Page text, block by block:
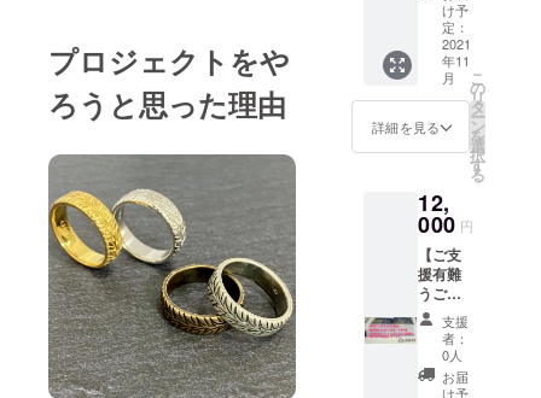
プロジェクトをや
ろうと思った理由
JEREV
公式オ
ンライ
ショッ
封の
クーポ
力して
から決
済 クー
ポンの
有効期
限：お
店が継
続する
限り
（https:
//jerev.o
fficial.e
c/）
クーポ
布方
法：ダ
同封し
てクー
ポン
コード
が記載
された
カード
を発送
使用方
法：
上記記
載の直
径をご
参考く
ださ
い。
【クー
クーポ
ン使用
可能場
所：
JEREV
公式オ
ンライ
ショッ
プ
されて
いる住
所へ郵
便させ
て頂き
ます。
【お届
つい
て】 写
真のダ
イヤモ
ンドは
参考画
像で
す。 実
際のサ
イズは
ンド
0.05ct
（直径
約2.2ｍ
ｍ）の
ルース
を1個
・
JEREV
インス
トアに
て使用
して頂
けます
500OFF
クーポ
ン 上記
2点を、
ご登録
されて
け予
定：
2021
年11
月
詳細を見る
こ
の
リ
タ
ー
ン
を
選
択
す
る
12,
000 円
【ご支
援有難
うござ
いま
す】 ・
天然ダ
イヤモ
ンド
支援
者：
0人
お届
け予